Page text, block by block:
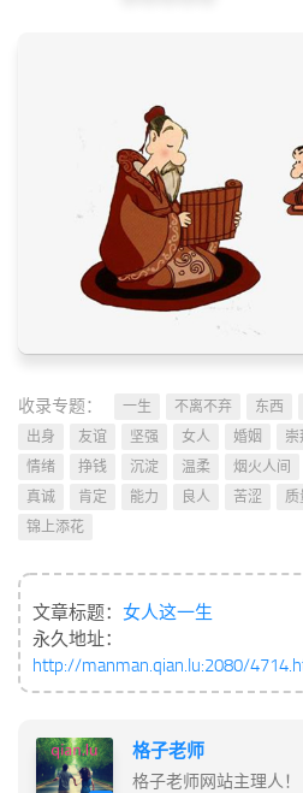
收录专题： 一生 不离不弃 东西
出身
友谊 坚强 女人 婚姻 崇
情绪
挣钱 沉淀 温柔 烟火人间
真诚
肯定 能力 良人 苦涩 质
锦上添花
文章标题： 女人这一生
永久地址：
http://manman.qian.lu:2080/
格子老师
格子老师网站主理人！